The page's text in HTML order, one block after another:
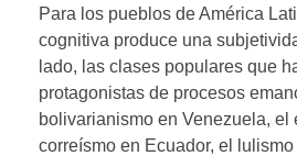
Para los pueblos de América
cognitiva produce una
lado, las clases populares que
protagonistas de procesos
bolivarianismo en Venezuela, el
correísmo en Ecuador, el